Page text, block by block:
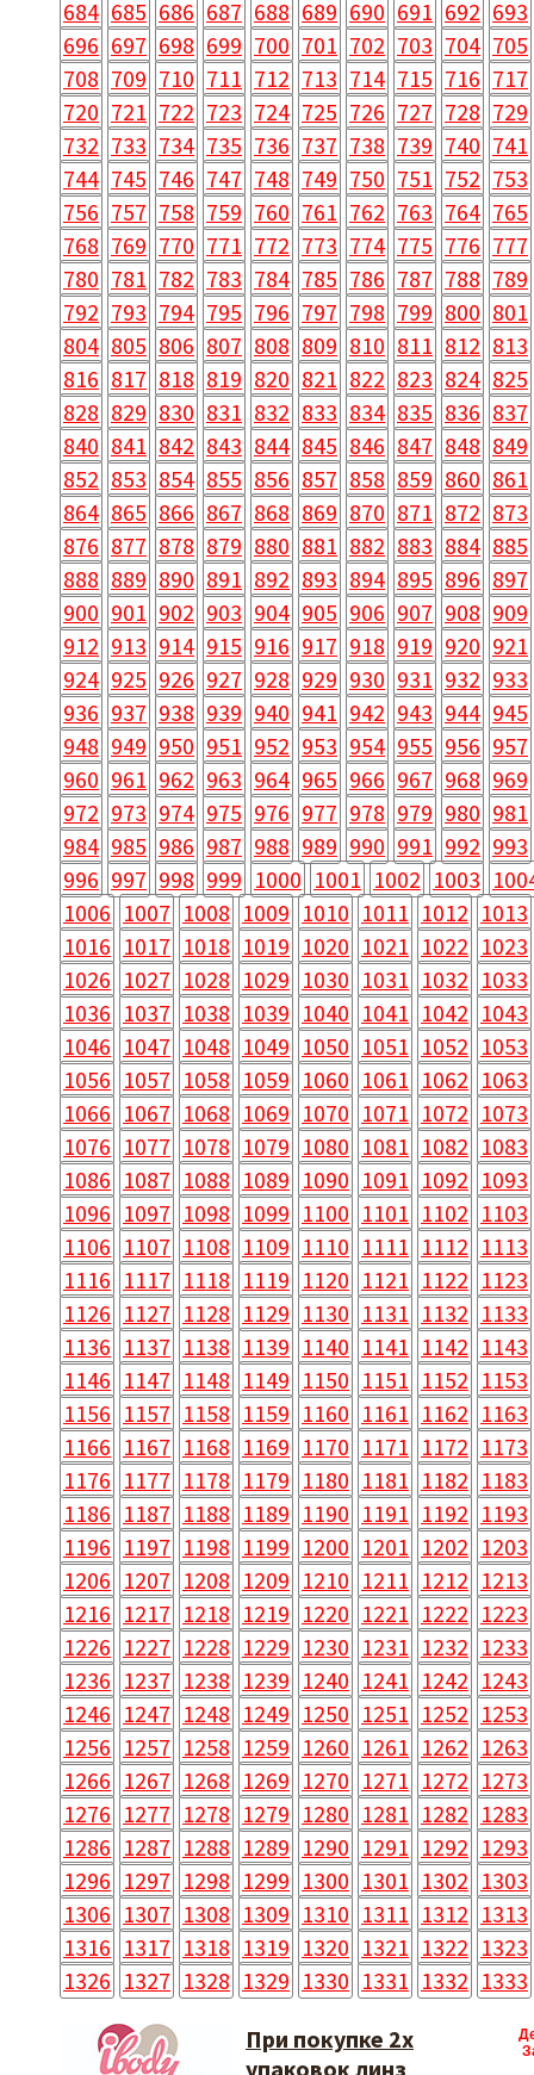
684 685 686 687 688 689 690 691 692 693
696 697 698 699 700 701 702 703 704 705
708 709 710 711 712 713 714 715 716 717
720 721 722 723 724 725 726 727 728 729
732 733 734 735 736 737 738 739 740 741
744 745 746 747 748 749 750 751 752 753
756 757 758 759 760 761 762 763 764 765
768 769 770 771 772 773 774 775 776 777
780 781 782 783 784 785 786 787 788 789
792 793 794 795 796 797 798 799 800 801
804 805 806 807 808 809 810 811 812 813
816 817 818 819 820 821 822 823 824 825
828 829 830 831 832 833 834 835 836 837
840 841 842 843 844 845 846 847 848 849
852 853 854 855 856 857 858 859 860 861
864 865 866 867 868 869 870 871 872 873
876 877 878 879 880 881 882 883 884 885
888 889 890 891 892 893 894 895 896 897
900 901 902 903 904 905 906 907 908 909
912 913 914 915 916 917 918 919 920 921
924 925 926 927 928 929 930 931 932 933
936 937 938 939 940 941 942 943 944 945
948 949 950 951 952 953 954 955 956 957
960 961 962 963 964 965 966 967 968 969
972 973 974 975 976 977 978 979 980 981
984 985 986 987 988 989 990 991 992 993
996 997 998 999 1000 1001 1002 1003
1006 1007 1008 1009 1010 1011 1012 1013
1016 1017 1018 1019 1020 1021 1022 1023
1026 1027 1028 1029 1030 1031 1032 1033
1036 1037 1038 1039 1040 1041 1042 1043
1046 1047 1048 1049 1050 1051 1052 1053
1056 1057 1058 1059 1060 1061 1062 1063
1066 1067 1068 1069 1070 1071 1072 1073
1076 1077 1078 1079 1080 1081 1082 1083
1086 1087 1088 1089 1090 1091 1092 1093
1096 1097 1098 1099 1100 1101 1102 1103
1106 1107 1108 1109 1110 1111 1112 1113
1116 1117 1118 1119 1120 1121 1122 1123
1126 1127 1128 1129 1130 1131 1132 1133
1136 1137 1138 1139 1140 1141 1142 1143
1146 1147 1148 1149 1150 1151 1152 1153
1156 1157 1158 1159 1160 1161 1162 1163
1166 1167 1168 1169 1170 1171 1172 1173
1176 1177 1178 1179 1180 1181 1182 1183
1186 1187 1188 1189 1190 1191 1192 1193
1196 1197 1198 1199 1200 1201 1202 1203
1206 1207 1208 1209 1210 1211 1212 1213
1216 1217 1218 1219 1220 1221 1222 1223
1226 1227 1228 1229 1230 1231 1232 1233
1236 1237 1238 1239 1240 1241 1242 1243
1246 1247 1248 1249 1250 1251 1252 1253
1256 1257 1258 1259 1260 1261 1262 1263
1266 1267 1268 1269 1270 1271 1272 1273
1276 1277 1278 1279 1280 1281 1282 1283
1286 1287 1288 1289 1290 1291 1292 1293
1296 1297 1298 1299 1300 1301 1302 1303
1306 1307 1308 1309 1310 1311 1312 1313
1316 1317 1318 1319 1320 1321 1322 1323
1326 1327 1328 1329 1330 1331 1332 1333
При покупке 2х
упаковок линз